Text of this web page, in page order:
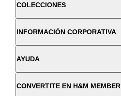
COLECCIONES
INFORMACIÓN CORPORATIVA
AYUDA
CONVERTITE EN H&M MEMBER